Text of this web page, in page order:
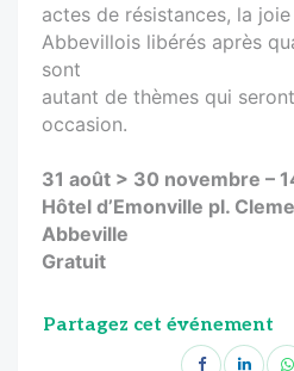
actes de résistances, la
Abbevillois libérés après
sont
autant de thèmes qui
occasion.
31 août > 30 novembre –
Hôtel d’Emonville pl.
Abbeville
Gratuit
Partagez cet événement